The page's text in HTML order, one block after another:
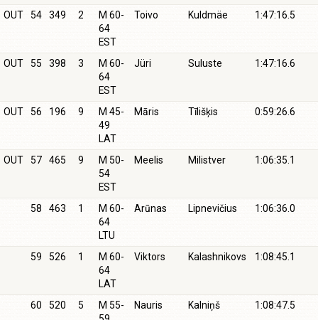
OUT 54 349 2
M 60-
64
EST
Toivo Kuldmäe 1:47:16.5
OUT 55 398 3
M 60-
64
EST
Jüri Suluste 1:47:16.6
OUT 56 196 9
M 45-
49
LAT
Māris Tīlišķis 0:59:26.6
OUT 57 465 9
M 50-
54
EST
Meelis Milistver 1:06:35.1
58 463 1
M 60-
64
LTU
Arūnas Lipnevičius 1:06:36.0
59 526 1
M 60-
64
LAT
Viktors Kalashnikovs 1:08:45.1
60 520 5
M 55-
Nauris Kalniņš 1:08:47.5